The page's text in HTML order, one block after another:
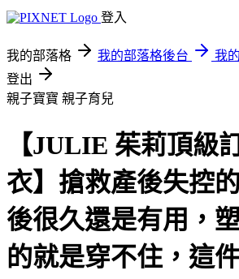
登入
我的部落格 我的部落格後台
我
登出
親子寶寶 親子育兒
【JULIE 茱莉頂級
衣】搶救產後失控
後很久還是有用，
的就是穿不住，這